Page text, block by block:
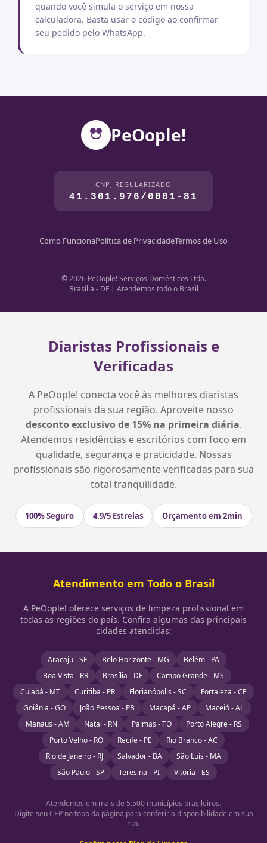
quando você simula o serviço em nossa
calculadora. Basta usar o código ao confirmar
seu pedido pelo WhatsApp.
PeOople!
CNPJ REGULARIZADO
41.301.976/0001-81
Como FuncionaPolítica de PrivacidadeTermos de Uso
© 2026 PeOople! Serviços Domésticos Ltda.
Brasília - DF | Atendemos todo o Brasil
Diaristas Profissionais e
Verificadas
A PeOople! conecta você às melhores diaristas
profissionais da sua região. Aproveite nosso
desconto exclusivo de 15% na primeira diária.
Atendemos residências e escritórios com foco em
qualidade, segurança e praticidade. Nossas
profissionais são rigorosamente verificadas para sua
total tranquilidade.
100% Seguro 4.9/5 Estrelas Orçamento em 2min
Atendimento em Todo o Brasil
A PeOople! oferece serviços de limpeza profissional em
todas as regiões do país. Confira algumas das principais
cidades atendidas:
Aracaju - SE Belo Horizonte - MG
Belém - PA
Boa Vista - RR
Brasília - DF
Campo Grande - MS
Cuiabá - MT
Curitiba - PR Florianópolis - SC
Fortaleza - CE
Goiânia - GO
João Pessoa - PB Macapá - AP
Maceió - AL
Manaus - AM
Natal - RN Palmas - TO
Porto Alegre - RS
Porto Velho - RO
Recife - PE
Rio Branco - AC
Rio de Janeiro - RJ
Salvador - BA
São Luís - MA
São Paulo - SP
Teresina - PI Vitória - ES
Atendemos em mais de 5.500 municípios brasileiros.
Digite seu CEP no topo da página para conferir a disponibilidade em sua
rua.